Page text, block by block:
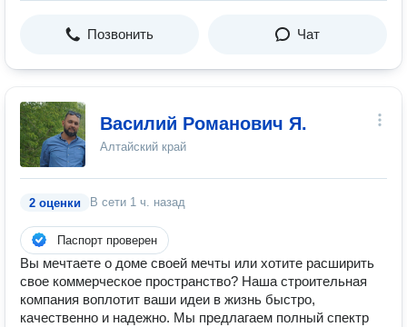
Позвонить Чат
Василий Романович Я.
Алтайский край
2 оценки В сети 1 ч. назад
Паспорт проверен
Вы мечтаете о доме своей мечты или хотите расширить
свое коммерческое пространство? Наша строительная
компания воплотит ваши идеи в жизнь быстро,
качественно и надежно. Мы предлагаем полный спектр